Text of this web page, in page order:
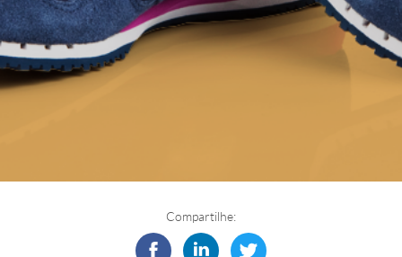
Compartilhe: